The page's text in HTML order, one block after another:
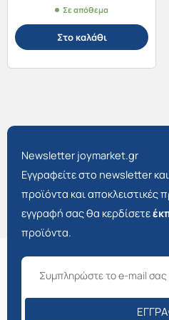
Σε απόθεμα
Στο καλάθι
Newsletter joymarket.gr
Εγγραφείτε στο newsletter
προϊόντα και
εγγραφή σας θα κερδίσετε
προϊόντα.